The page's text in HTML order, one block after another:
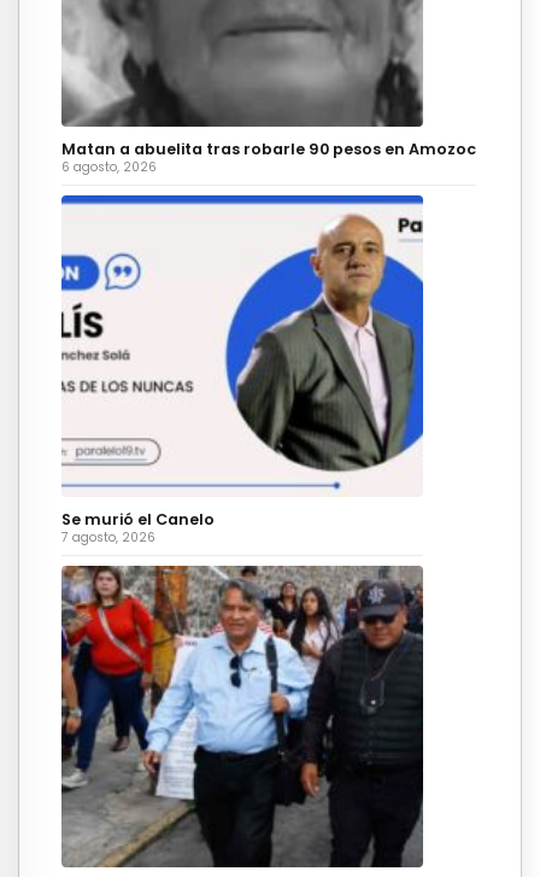
Matan a abuelita tras robarle 90 pesos en Amozoc
6 agosto, 2026
Se murió el Canelo
7 agosto, 2026